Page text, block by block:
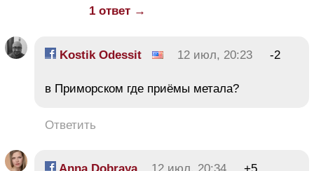
1 ответ →
Kostik Odessit 12 июл, 20:23 -2
в Приморском где приёмы метала?
Ответить
Anna Dobraya 12 июл, 20:34
+5